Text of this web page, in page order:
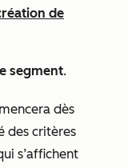
de
segment.
dès
des critères
s’affichent